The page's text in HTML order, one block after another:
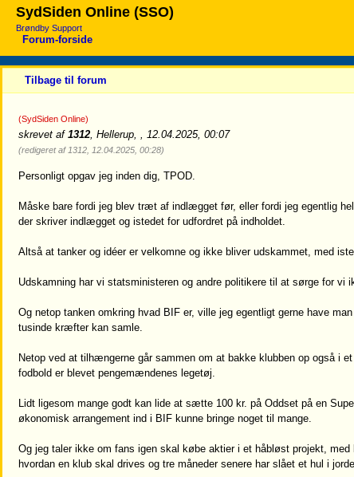
SydSiden Online (SSO)
Brøndby Support
Forum-forside
Tilbage til forum
(SydSiden Online)
skrevet af 1312, Hellerup, , 12.04.2025, 00:07
(redigeret af 1312, 12.04.2025, 00:28)
Personligt opgav jeg inden dig, TPOD.
Måske bare fordi jeg blev træt af indlægget før, eller fordi jeg egentlig
der skriver indlægget og istedet for udfordret på indholdet.
Altså at tanker og idéer er velkomne og ikke bliver udskammet, med
Udskamning har vi statsministeren og andre politikere til at sørge for vi
Og netop tanken omkring hvad BIF er, ville jeg egentligt gerne have
tusinde kræfter kan samle.
Netop ved at tilhængerne går sammen om at bakke klubben op også i
fodbold er blevet pengemændenes legetøj.
Lidt ligesom mange godt kan lide at sætte 100 kr. på Oddset på en
økonomisk arrangement ind i BIF kunne bringe noget til mange.
Og jeg taler ikke om fans igen skal købe aktier i et håbløst projekt,
hvordan en klub skal drives og tre måneder senere har slået et hul i